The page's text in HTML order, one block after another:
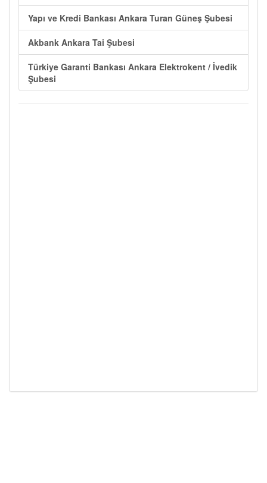
Yapı ve Kredi Bankası Ankara Turan Güneş Şubesi
Akbank Ankara Tai Şubesi
Türkiye Garanti Bankası Ankara Elektrokent / İvedik
Şubesi